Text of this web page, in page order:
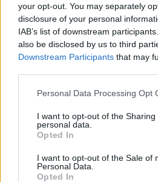
your opt-out. You may separately
disclosure of your personal
IAB’s list of downstream
also be disclosed by us to third
Downstream Participants that may
Personal Data Processing Opt
I want to opt-out of the Sharing
personal data.
Opted In
I want to opt-out of the Sale of
Personal Data.
Opted In
KEDVES OLVASÓNK!
A keresett cikk a portfolio.hu
Portfolio.hu teljes
Kötéslisták: BÉT elmúlt 2